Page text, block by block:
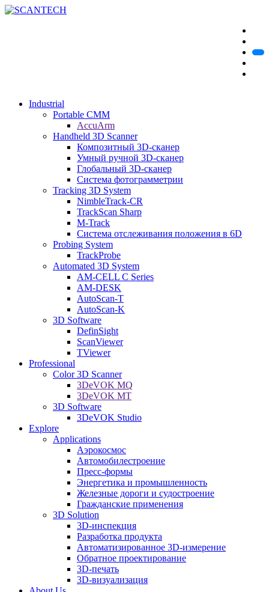
Industrial
Portable CMM
AccuArm
Handheld 3D Scanner
Композитный 3D-сканер
Умный ручной 3D-сканер
Глобальный 3D-сканер
Система фотограмметрии
Tracking 3D System
NimbleTrack-CR
TrackScan Sharp
M-Track
Система отслеживания положения в 6D
Probing System
TrackProbe
Automated 3D System
AM-CELL C Series
AM-DESK
AutoScan-T
AutoScan-K
3D Software
DefinSight
ScanViewer
TViewer
Professional
Color 3D Scanner
3DeVOK MQ
3DeVOK MT
3D Software
3DeVOK Studio
Explore
Applications
Аэрокосмос
Автомобилестроение
Пресс-формы
Энергетика и промышленность
Железные дороги и судостроение
Гражданские применения
3D Solution
3D-инспекция
Разработка продукта
Автоматизированное 3D-измерение
Обратное проектирование
3D-печать
3D-визуализация